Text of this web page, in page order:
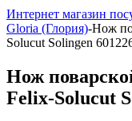
Интернет магазин
Gloria (Глория)-Нож
Solucut Solingen
Нож
Felix-Solucut